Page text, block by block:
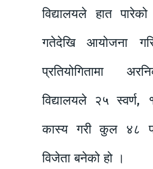
विद्यालयले हात
गतेदेखि आयोजना
प्रतियोगितामा
विद्यालयले २५
कास्य गरी कुल ४८
विजेता बनेको हो ।